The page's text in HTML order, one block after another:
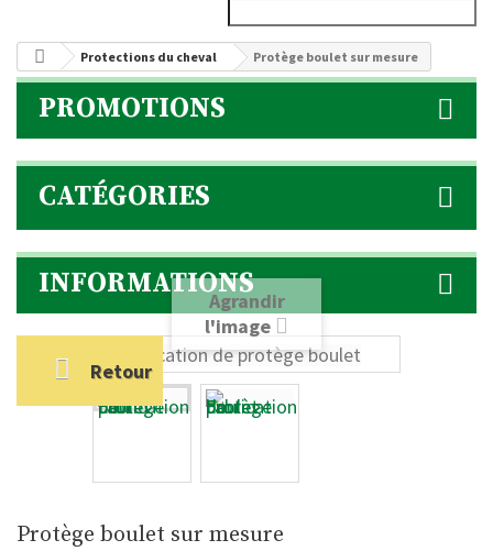
Protections du cheval Protège boulet sur mesure
PROMOTIONS
CATÉGORIES
INFORMATIONS
Retour
Agrandir
l'image
Protège boulet sur mesure